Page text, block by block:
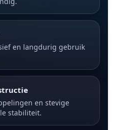
en langdurig gebruik
en stevige
stabiliteit.